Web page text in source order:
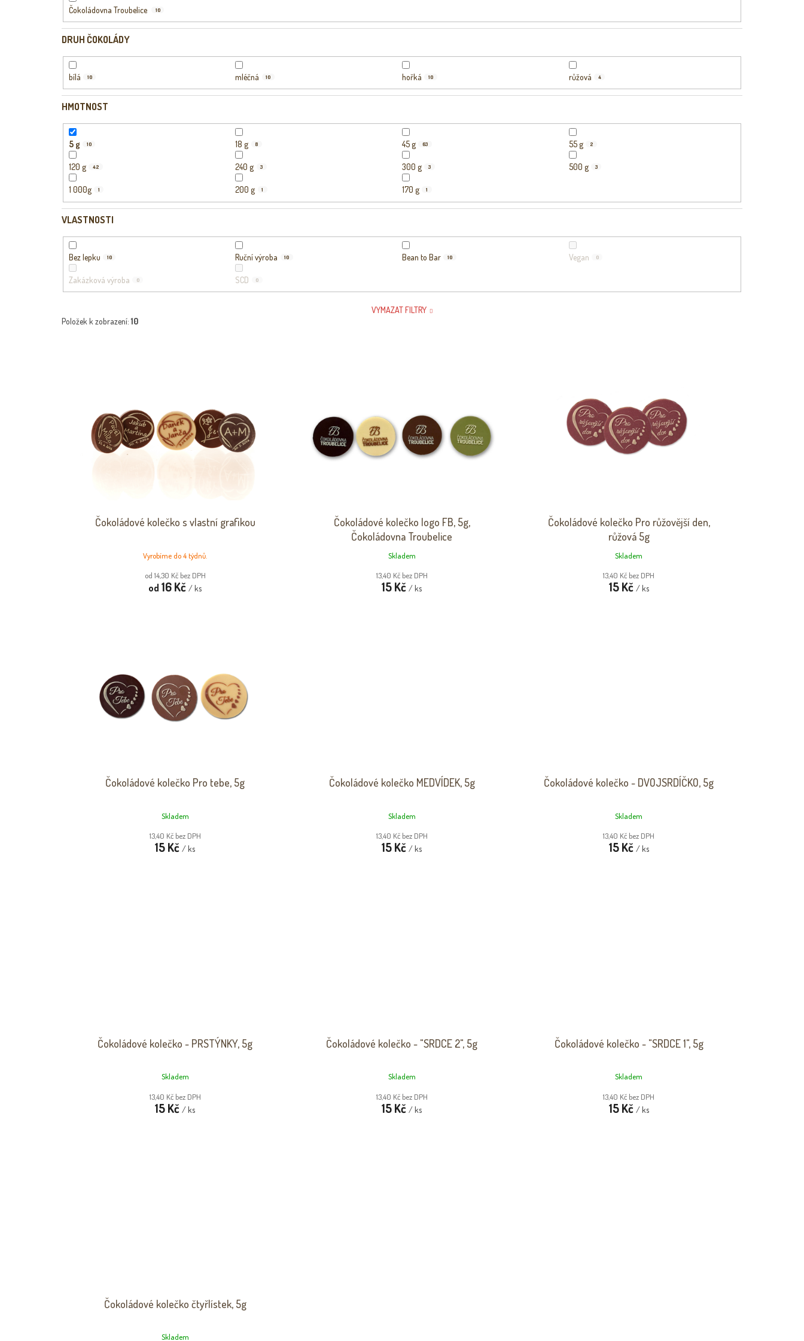
Čokoládovna Troubelice 10
DRUH ČOKOLÁDY
bílá 10 mléčná 10 hořká 10 růžová 4
HMOTNOST
5 g 10 18 g 8 45 g 63 55 g 2
120 g 42 240 g 3 300 g 3 500 g 3
1 000g 1 200 g 1 170 g 1
VLASTNOSTI
Bez lepku 10 Ruční výroba 10 Bean to Bar 10 Vegan 0
Zakázková výroba 0 SCD 0
VYMAZAT FILTRY
Položek k zobrazení:10
Čokoládové kolečko s vlastní grafikou
Vyrobíme do 4 týdnů.
od 14,30 Kč bez DPH
od 16 Kč/ ks
Čokoládové kolečko logo FB, 5g,
Čokoládovna Troubelice
Skladem
13,40 Kč bez DPH
15 Kč/ ks
Čokoládové kolečko Pro růžovější den,
růžová 5g
Skladem
13,40 Kč bez DPH
15 Kč / ks
Čokoládové kolečko Pro tebe, 5g
Skladem
13,40 Kč bez DPH
15 Kč/ ks
Čokoládové kolečko MEDVÍDEK, 5g
Skladem
13,40 Kč bez DPH
15 Kč/ ks
Čokoládové kolečko - DVOJSRDÍČKO, 5g
Skladem
13,40 Kč bez DPH
15 Kč / ks
Čokoládové kolečko - PRSTÝNKY, 5g
Skladem
13,40 Kč bez DPH
15 Kč/ ks
Čokoládové kolečko - "SRDCE 2", 5g
Skladem
13,40 Kč bez DPH
15 Kč/ ks
Čokoládové kolečko - "SRDCE 1", 5g
Skladem
13,40 Kč bez DPH
15 Kč / ks
Čokoládové kolečko čtyřlístek, 5g
Skladem